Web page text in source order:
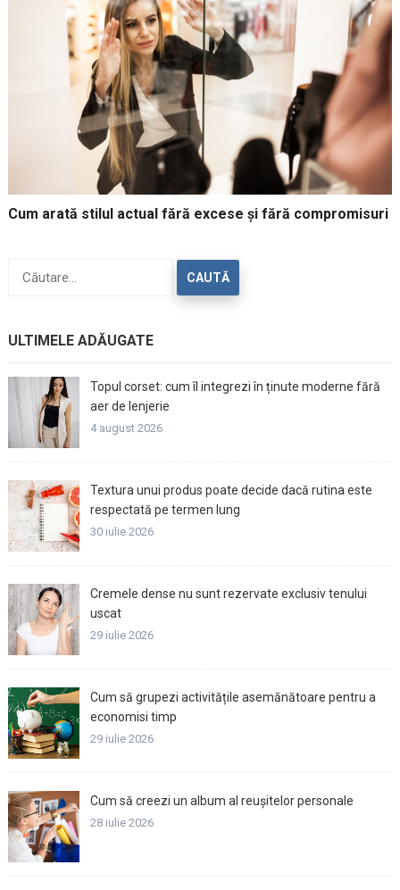
Cum arată stilul actual fără excese și fără compromisuri
după:
ULTIMELE ADĂUGATE
Topul corset: cum îl integrezi în ținute moderne fără
aer de lenjerie
4 august 2026
Textura unui produs poate decide dacă rutina este
respectată pe termen lung
30 iulie 2026
Cremele dense nu sunt rezervate exclusiv tenului
uscat
29 iulie 2026
Cum să grupezi activitățile asemănătoare pentru a
economisi timp
29 iulie 2026
Cum să creezi un album al reușitelor personale
28 iulie 2026